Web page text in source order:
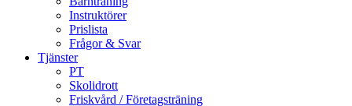
Instruktörer
Prislista
Frågor & Svar
Tjänster
PT
Skolidrott
Friskvård / Företagsträning